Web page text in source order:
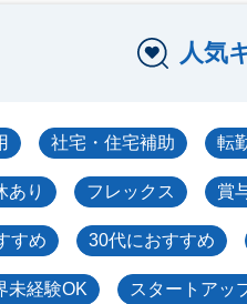
人気
社宅・住宅補助 転
あり フレックス 賞
すめ 30代におすすめ
未経験OK スタートアッ